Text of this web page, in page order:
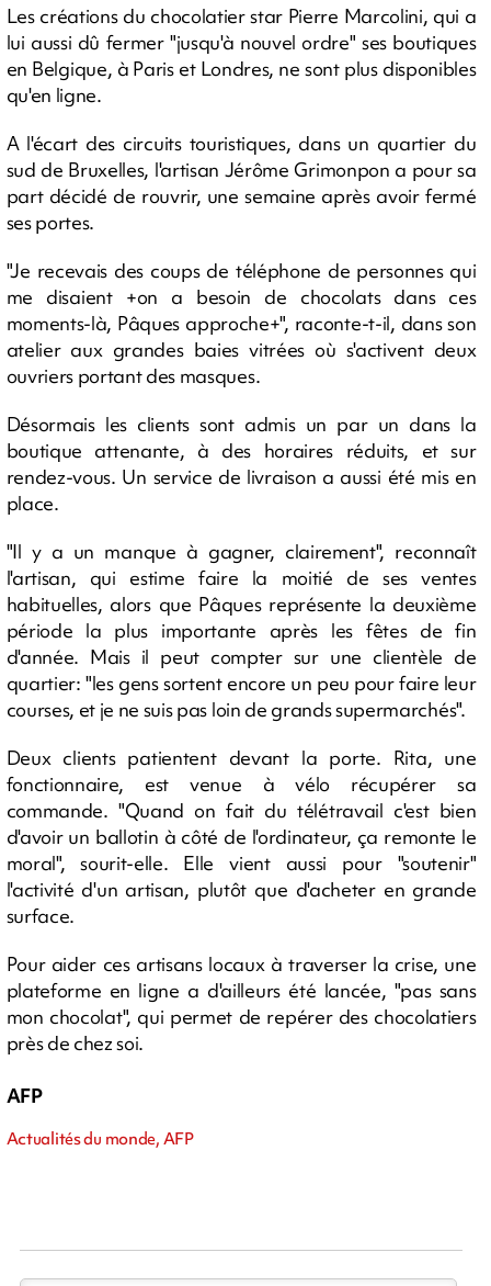
Les créations du chocolatier star Pierre Marcolini, qui a
lui aussi dû fermer "jusqu'à nouvel ordre" ses boutiques
en Belgique, à Paris et Londres, ne sont plus disponibles
qu'en ligne.
A l'écart des circuits touristiques, dans un quartier du
sud de Bruxelles, l'artisan Jérôme Grimonpon a pour sa
part décidé de rouvrir, une semaine après avoir fermé
ses portes.
"Je recevais des coups de téléphone de personnes qui
me disaient +on a besoin de chocolats dans ces
moments-là, Pâques approche+", raconte-t-il, dans son
atelier aux grandes baies vitrées où s'activent deux
ouvriers portant des masques.
Désormais les clients sont admis un par un dans la
boutique attenante, à des horaires réduits, et sur
rendez-vous. Un service de livraison a aussi été mis en
place.
"Il y a un manque à gagner, clairement", reconnaît
l'artisan, qui estime faire la moitié de ses ventes
habituelles, alors que Pâques représente la deuxième
période la plus importante après les fêtes de fin
d'année. Mais il peut compter sur une clientèle de
quartier: "les gens sortent encore un peu pour faire leur
courses, et je ne suis pas loin de grands supermarchés".
Deux clients patientent devant la porte. Rita, une
fonctionnaire, est venue à vélo récupérer sa
commande. "Quand on fait du télétravail c'est bien
d'avoir un ballotin à côté de l'ordinateur, ça remonte le
moral", sourit-elle. Elle vient aussi pour "soutenir"
l'activité d'un artisan, plutôt que d'acheter en grande
surface.
Pour aider ces artisans locaux à traverser la crise, une
plateforme en ligne a d'ailleurs été lancée, "pas sans
mon chocolat", qui permet de repérer des chocolatiers
près de chez soi.
AFP
Actualités du monde, AFP